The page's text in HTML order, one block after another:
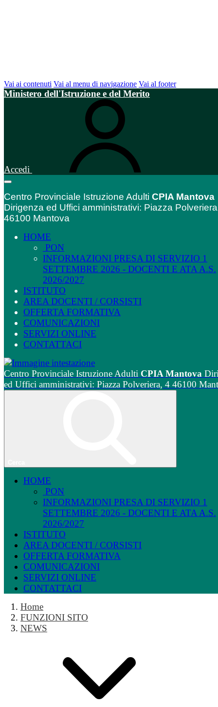
Vai ai contenuti Vai al menu di navigazione Vai al footer
Ministero dell'Istruzione e del Merito
Accedi
Centro Provinciale Istruzione Adulti CPIA Mantova
Dirigenza ed Uffici amministrativi: Piazza
46100 Mantova
HOME
PON
INFORMAZIONI PRESA DI SERVIZIO 1
SETTEMBRE 2026 - DOCENTI E ATA A.S.
2026/2027
ISTITUTO
AREA DOCENTI / CORSISTI
OFFERTA FORMATIVA
COMUNICAZIONI
SERVIZI ONLINE
CONTATTACI
Centro Provinciale Istruzione Adulti CPIA Mantova
ed Uffici amministrativi: Piazza Polveriera, 4 46100
HOME
PON
INFORMAZIONI PRESA DI SERVIZIO 1
SETTEMBRE 2026 - DOCENTI E ATA A.S.
2026/2027
ISTITUTO
AREA DOCENTI / CORSISTI
OFFERTA FORMATIVA
COMUNICAZIONI
SERVIZI ONLINE
CONTATTACI
Home
FUNZIONI SITO
NEWS